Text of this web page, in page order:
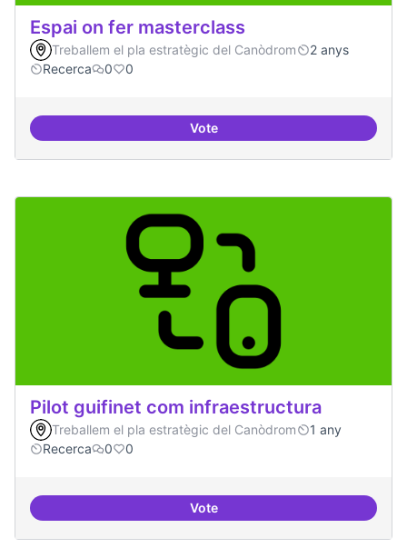
Espai on fer masterclass
Treballem el pla estratègic del Canòdrom
2 anys
Recerca
0 0
VoteEspai on fer masterclass
Pilot guifinet com infraestructura
Treballem el pla estratègic del Canòdrom
1 any
Recerca
0 0
VotePilot guifinet com